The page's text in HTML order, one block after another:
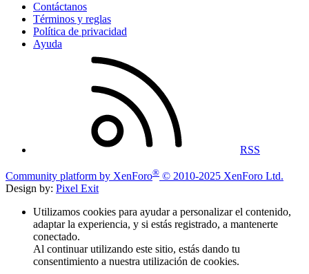
Contáctanos
Términos y reglas
Política de privacidad
Ayuda
RSS
Community platform by XenForo® © 2010-2025 XenForo Ltd.
Design by: Pixel Exit
Utilizamos cookies para ayudar a personalizar el contenido,
adaptar la experiencia, y si estás registrado, a mantenerte
conectado.
Al continuar utilizando este sitio, estás dando tu
consentimiento a nuestra utilización de cookies.